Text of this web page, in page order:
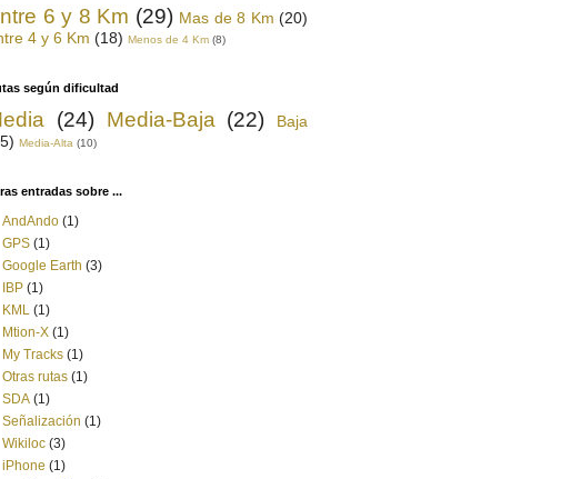
6 y 8 Km (29) Mas de 8 Km (20)
4 y 6 Km (18) Menos de 4 Km (8)
según dificultad
(24) Media-Baja (22)
Baja
Media-Alta (10)
entradas sobre ...
AndAndo (1)
GPS (1)
Google Earth (3)
IBP (1)
KML (1)
Mtion-X (1)
My Tracks (1)
Otras rutas (1)
SDA (1)
Señalización (1)
Wikiloc (3)
iPhone (1)